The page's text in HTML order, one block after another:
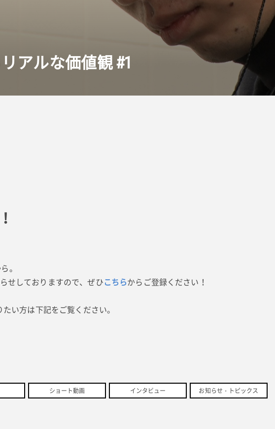
アルな価値観 #1
。
せしておりますので、ぜひこちらからご登録ください！
い方は下記をご覧ください。
ショート動画 インタビュー お知らせ・トピックス